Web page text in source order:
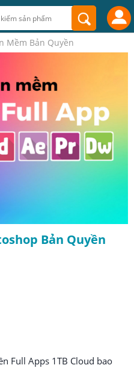
Mềm Bản Quyền
Bản Quyền
Full Apps 1TB Cloud bao